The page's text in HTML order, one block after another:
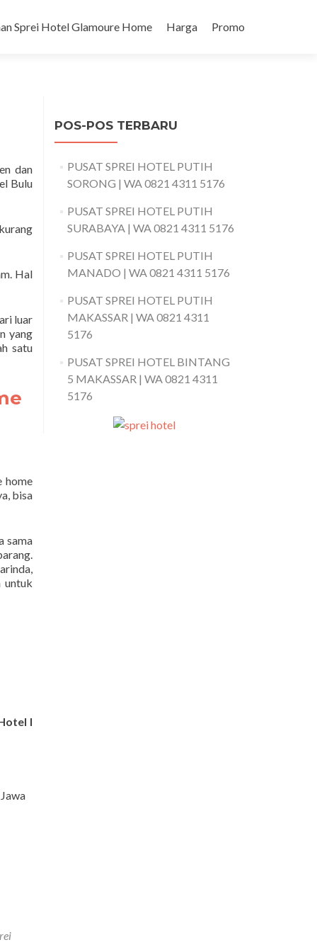
Sprei Hotel Glamoure Home Harga Promo
dan
Bulu
Hal
luar
yang
satu
home
bisa
sama
untuk
I
POS-POS TERBARU
PUSAT SPREI HOTEL PUTIH
SORONG | WA 0821 4311 5176
PUSAT SPREI HOTEL PUTIH
SURABAYA | WA 0821 4311 5176
PUSAT SPREI HOTEL PUTIH
MANADO | WA 0821 4311 5176
PUSAT SPREI HOTEL PUTIH
MAKASSAR | WA 0821 4311
5176
PUSAT SPREI HOTEL BINTANG
5 MAKASSAR | WA 0821 4311
5176